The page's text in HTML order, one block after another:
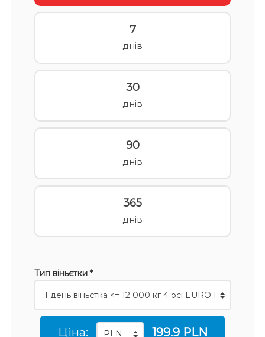
7
днів
30
днів
90
днів
365
днів
Тип віньєтки *
Ціна: 199.9 PLN